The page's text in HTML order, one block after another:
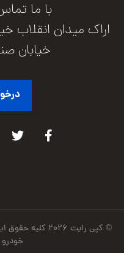
با ما تماس
خیابان
© کپی رایت ۲۰۲۶